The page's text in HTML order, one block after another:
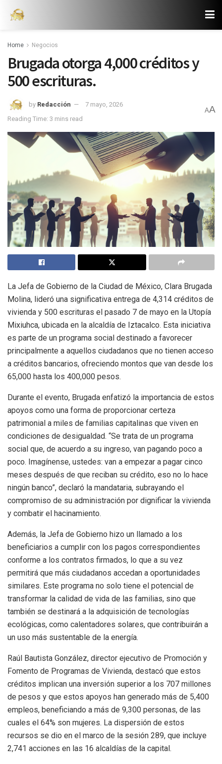
Home Negocios
Brugada otorga 4,000 créditos y
500 escrituras.
by Redacción
7 mayo, 2026
Reading Time: 3 mins read
AA
La Jefa de Gobierno de la Ciudad de México, Clara Brugada
Molina, lideró una significativa entrega de 4,314 créditos de
vivienda y 500 escrituras el pasado 7 de mayo en la Utopía
Mixiuhca, ubicada en la alcaldía de Iztacalco. Esta iniciativa
es parte de un programa social destinado a favorecer
principalmente a aquellos ciudadanos que no tienen acceso
a créditos bancarios, ofreciendo montos que van desde los
65,000 hasta los 400,000 pesos.
Durante el evento, Brugada enfatizó la importancia de estos
apoyos como una forma de proporcionar certeza
patrimonial a miles de familias capitalinas que viven en
condiciones de desigualdad. “Se trata de un programa
social que, de acuerdo a su ingreso, van pagando poco a
poco. Imagínense, ustedes: van a empezar a pagar cinco
meses después de que reciban su crédito, eso no lo hace
ningún banco”, declaró la mandataria, subrayando el
compromiso de su administración por dignificar la vivienda
y combatir el hacinamiento.
Además, la Jefa de Gobierno hizo un llamado a los
beneficiarios a cumplir con los pagos correspondientes
conforme a los contratos firmados, lo que a su vez
permitirá que más ciudadanos accedan a oportunidades
similares. Este programa no solo tiene el potencial de
transformar la calidad de vida de las familias, sino que
también se destinará a la adquisición de tecnologías
ecológicas, como calentadores solares, que contribuirán a
un uso más sustentable de la energía.
Raúl Bautista González, director ejecutivo de Promoción y
Fomento de Programas de Vivienda, destacó que estos
créditos implican una inversión superior a los 707 millones
de pesos y que estos apoyos han generado más de 5,400
empleos, beneficiando a más de 9,300 personas, de las
cuales el 64% son mujeres. La dispersión de estos
recursos se dio en el marco de la sesión 289, que incluye
2,741 acciones en las 16 alcaldías de la capital.